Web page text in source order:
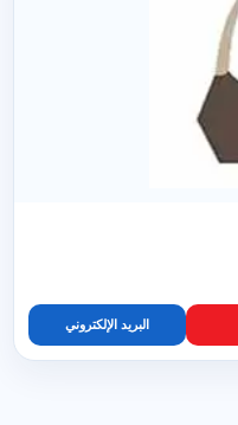
البريد الإلكتروني